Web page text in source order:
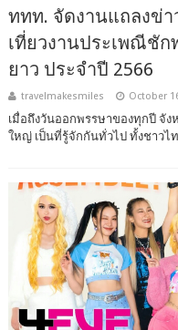
ททท. จัดงานแถลงข่
เที่ยวงานประเพณีชัก
ยาว ประจำปี 2566
travelmakesmiles October
เมื่อถึงวันออกพรรษาของทุกปี จั
ใหญ่ เป็นที่รู้จักกันทั่วไป ทั้งชาวไ